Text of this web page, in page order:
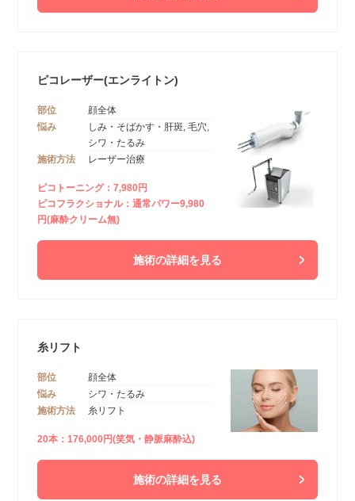
ピコレーザー(エンライトン)
部位
顔全体
悩み
しみ・そばかす・肝斑, 毛穴,
シワ・たるみ
施術方法
レーザー治療
ピコトーニング：7,980円
ピコフラクショナル：通常パワー9,980
円(麻酔クリーム無)
施術の詳細を見る
糸リフト
部位
顔全体
悩み
シワ・たるみ
施術方法
糸リフト
20本：176,000円(笑気・静脈麻酔込)
施術の詳細を見る